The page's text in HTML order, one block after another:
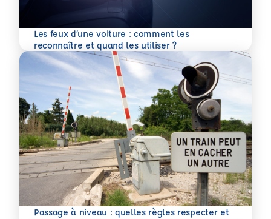
Les feux d’une voiture : comment les
reconnaître et quand les utiliser ?
En savoir plus
Passage à niveau : quelles règles respecter et